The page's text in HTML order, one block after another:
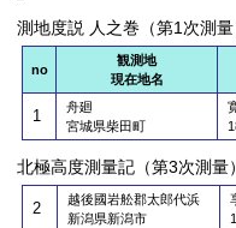
測地度説 人之巻（第1次測量
no
観測地
現在地名
1
舟廻
宮城県柴田町
北極高度測量記（第3次測量）
2
越後國岩舩郡太郎代浜
新潟県新潟市